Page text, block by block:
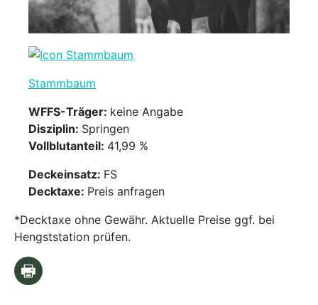
Stammbaum
WFFS-Träger: keine Angabe
Disziplin: Springen
Vollblutanteil: 41,99 %
Deckeinsatz: FS
Decktaxe: Preis anfragen
*Decktaxe ohne Gewähr. Aktuelle Preise ggf. bei
Hengststation prüfen.